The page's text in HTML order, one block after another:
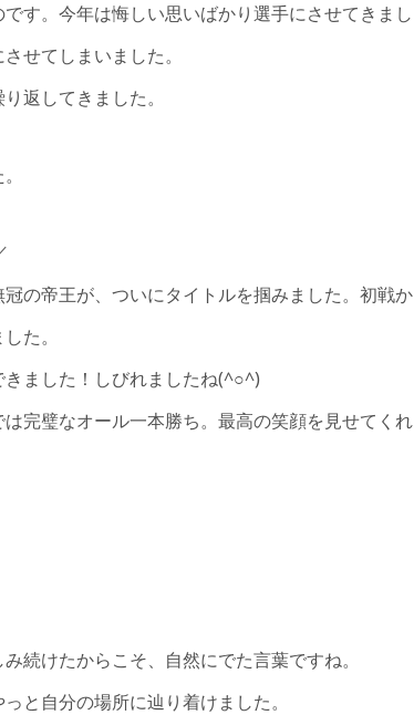
す。今年は悔しい思いばかり選手にさせてきまし
せてしまいました。
返してきました。
の帝王が、ついにタイトルを掴みました。初戦か
た。
きました！しびれましたね(^○^)
完璧なオール一本勝ち。最高の笑顔を見せてくれ
続けたからこそ、自然にでた言葉ですね。
と自分の場所に辿り着けました。